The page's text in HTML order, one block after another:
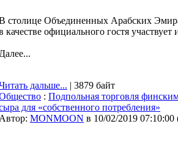
столице Объединенных Арабских
качестве официального гостя
Далее...
дальше... | 3879 байт
: Подпольная торговля
для «собственного потребления»
Автор: MONMOON в 10/02/2019 07:10:00